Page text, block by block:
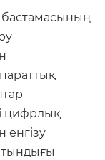
цифрлық
енгізу